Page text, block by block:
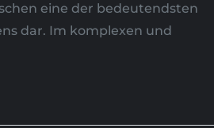
eine der bedeutendsten
dar. Im komplexen und